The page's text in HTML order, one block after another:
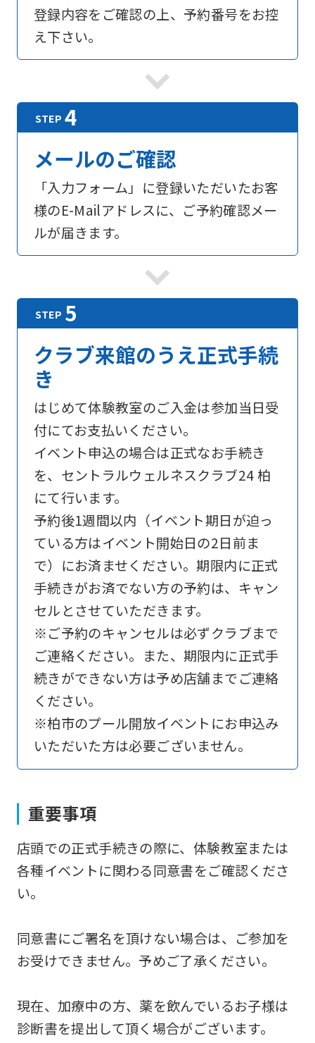
登録内容をご確認の上、予約番号をお控
え下さい。
メールのご確認
「入力フォーム」に登録いただいたお客
様のE-Mailアドレスに、ご予約確認メー
ルが届きます。
クラブ来館のうえ正式手続
き
はじめて体験教室のご入金は参加当日受
付にてお支払いください。
イベント申込の場合は正式なお手続き
を、セントラルウェルネスクラブ24 柏
にて行います。
予約後1週間以内（イベント期日が迫っ
ている方はイベント開始日の2日前ま
で）にお済ませください。期限内に正式
手続きがお済でない方の予約は、キャン
セルとさせていただきます。
※ご予約のキャンセルは必ずクラブまで
ご連絡ください。また、期限内に正式手
続きができない方は予め店舗までご連絡
ください。
※柏市のプール開放イベントにお申込み
いただいた方は必要ございません。
重要事項
店頭での正式手続きの際に、体験教室または
各種イベントに関わる同意書をご確認くださ
い。
同意書にご署名を頂けない場合は、ご参加を
お受けできません。予めご了承ください。
現在、加療中の方、薬を飲んでいるお子様は
診断書を提出して頂く場合がございます。
For
foreigners
Central
official
website
is
automatically
into
English.
Click
the
link
below
(start
automatic
to
return
to
page.
However,
if
use
an
automatic
translation
service,